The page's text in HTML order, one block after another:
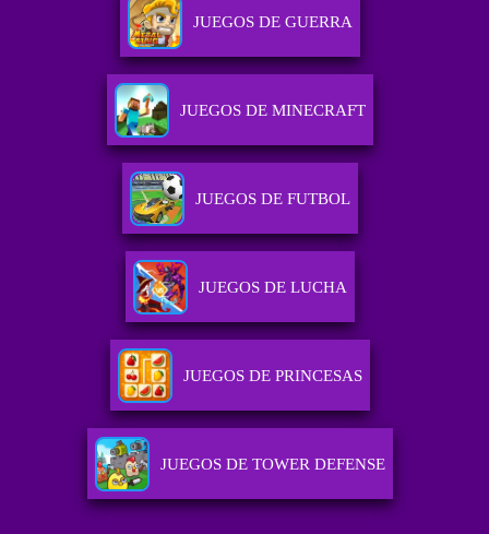
JUEGOS DE GUERRA
JUEGOS DE MINECRAFT
JUEGOS DE FUTBOL
JUEGOS DE LUCHA
JUEGOS DE PRINCESAS
JUEGOS DE TOWER DEFENSE